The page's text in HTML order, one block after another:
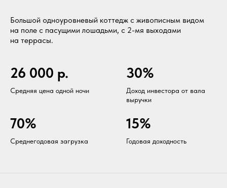
Большой одноуровневый коттедж с живописным видом
на поле с пасущими лошадьми, с 2-мя выходами
на террасы.
Доход инвестора от вала
выручки
26 000 р.
Средняя цена одной ночи
70%
Среднегодовая загрузка
30%
Годовая доходность
15%